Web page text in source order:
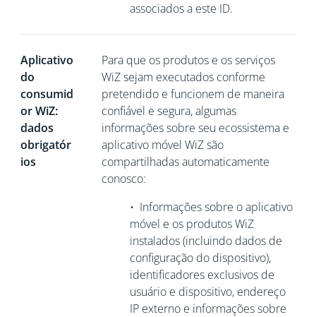
associados a este ID.
Aplicativo
do
consumid
or WiZ:
dados
obrigatór
ios
Para que os produtos e os serviços
WiZ sejam executados conforme
pretendido e funcionem de maneira
confiável e segura, algumas
informações sobre seu ecossistema e
aplicativo móvel WiZ são
compartilhadas automaticamente
conosco:
• Informações sobre o aplicativo
móvel e os produtos WiZ
instalados (incluindo dados de
configuração do dispositivo),
identificadores exclusivos de
usuário e dispositivo, endereço
IP externo e informações sobre